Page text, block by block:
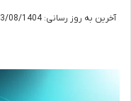
آخرین به روز رسانی: 13/08/1404